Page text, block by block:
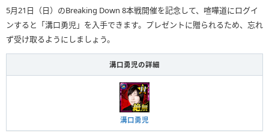
5月21日（日）のBreaking Down 8本戦開催を記念して、喧嘩道にログイ
ンすると「溝口勇児」を入手できます。プレゼントに贈られるため、忘れ
ず受け取るようにしましょう。
溝口勇児の詳細
溝口勇児